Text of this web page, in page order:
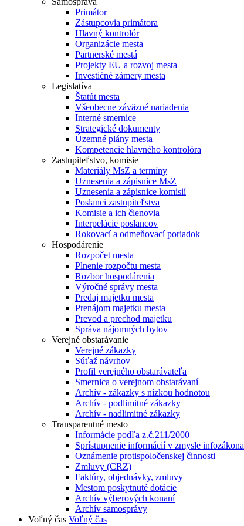
Primátor
Zástupcovia primátora
Hlavný kontrolór
Organizácie mesta
Partnerské mestá
Projekty EU a rozvoj mesta
Investičné zámery mesta
Legislatíva
Štatút mesta
Všeobecne záväzné nariadenia
Interné smernice
Strategické dokumenty
Územné plány mesta
Kompetencie hlavného kontrolóra
Zastupiteľstvo, komisie
Materiály MsZ a termíny
Uznesenia a zápisnice MsZ
Uznesenia a zápisnice komisií
Poslanci zastupiteľstva
Komisie a ich členovia
Interpelácie poslancov
Rokovací a odmeňovací poriadok
Hospodárenie
Rozpočet mesta
Plnenie rozpočtu mesta
Rozbor hospodárenia
Výročné správy mesta
Predaj majetku mesta
Prenájom majetku mesta
Prevod a prechod majetku
Správa nájomných bytov
Verejné obstarávanie
Verejné zákazky
Súťaž návrhov
Profil verejného obstarávateľa
Smernica o verejnom obstarávaní
Archív - zákazky s nízkou hodnotou
Archív - podlimitné zákazky
Archív - nadlimitné zákazky
Transparentné mesto
Informácie podľa z.č.211/2000
Sprístupnenie informácií v zmysle infozákona
Oznámenie protispoločenskej činnosti
Zmluvy (CRZ)
Faktúry, objednávky, zmluvy
Mestom poskytnuté dotácie
Archív výberových konaní
Archív samosprávy
Voľný čas Voľný čas